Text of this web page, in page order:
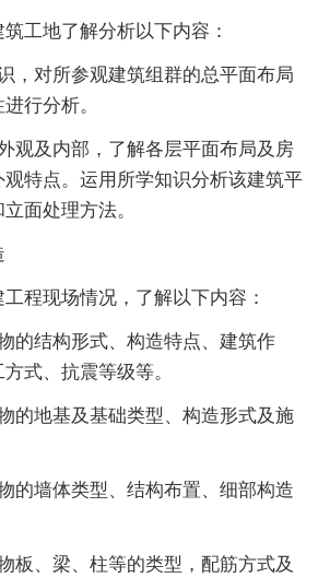
工地了解分析以下内容：
，对所参观建筑组群的总平面布局
行分析。
观及内部，了解各层平面布局及房
特点。运用所学知识分析该建筑平
面处理方法。
程现场情况，了解以下内容：
的结构形式、构造特点、建筑作
式、抗震等级等。
的地基及基础类型、构造形式及施
的墙体类型、结构布置、细部构造
板、梁、柱等的类型，配筋方式及